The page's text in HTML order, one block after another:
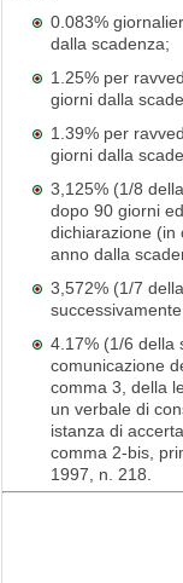
0.083%
dalla scadenza;
1.25% per
giorni dalla
1.39% per
giorni dalla
3,125% (1/8
dopo 90 giorni
dichiarazione (in
anno dalla
3,572% (1/7
4.17% (1/6 della
comunicazione
comma 3, della
un verbale di
istanza di
comma 2-bis,
1997, n. 218.